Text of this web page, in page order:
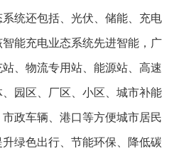
统还包括、光伏、储能、充电
能充电业态系统先进智能，广
、物流专用站、能源站、高速
园区、厂区、小区、城市补能
政车辆、港口等方便城市居民
绿色出行、节能环保、降低碳